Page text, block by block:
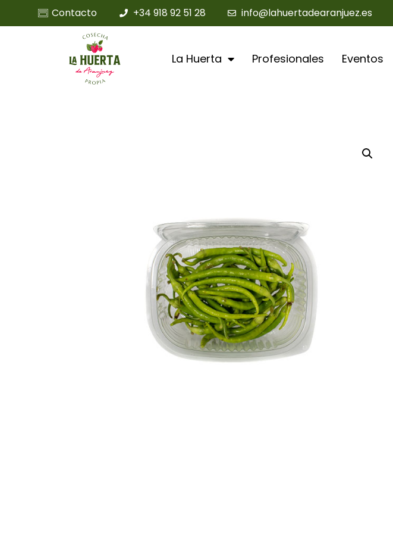
Contacto +34 918 92 51 28 info@lahuertadearanjuez.es
La Huerta Profesionales Eventos